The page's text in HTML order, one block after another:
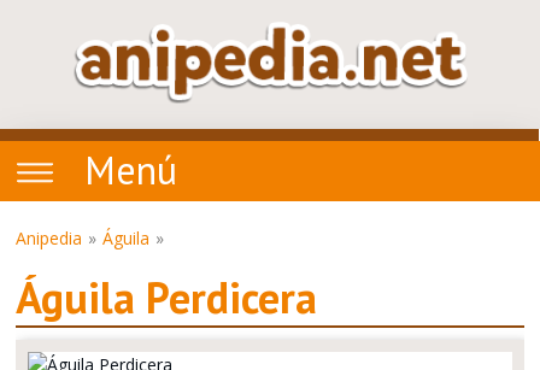
Menú
Anipedia Águila
Águila Perdicera